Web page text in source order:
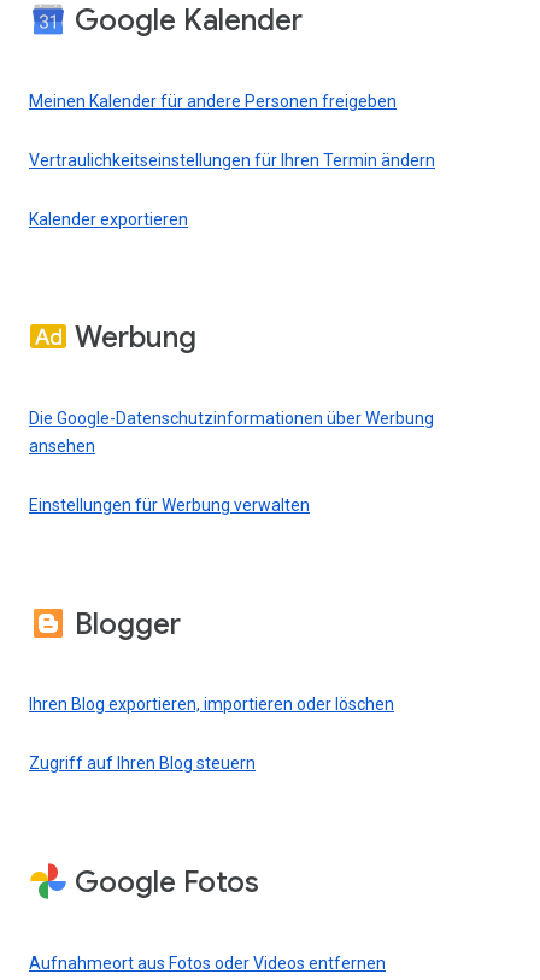
Google Kalender
Meinen Kalender für andere Personen freigeben
Vertraulichkeitseinstellungen für Ihren Termin ändern
Kalender exportieren
Werbung
Die Google-Datenschutzinformationen über Werbung
ansehen
Einstellungen für Werbung verwalten
Blogger
Ihren Blog exportieren, importieren oder löschen
Zugriff auf Ihren Blog steuern
Google Fotos
Aufnahmeort aus Fotos oder Videos entfernen